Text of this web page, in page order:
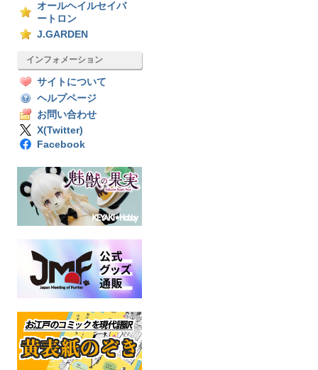
オールヘイルセイバ
ートロン
J.GARDEN
インフォメーション
サイトについて
ヘルプページ
お問い合わせ
X(Twitter)
Facebook